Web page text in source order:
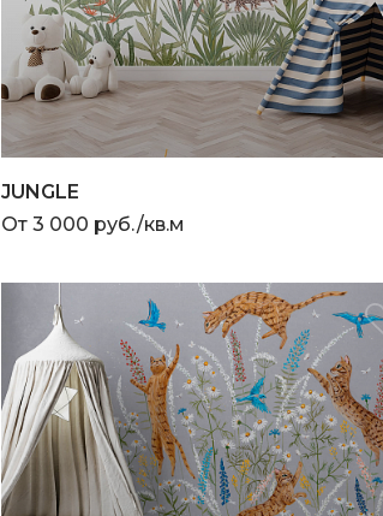
JUNGLE
От 3 000 руб./кв.м